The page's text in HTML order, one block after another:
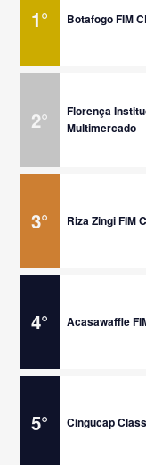
1° Botafogo FIM
2°
Florença
Multimercado
3° Riza Zingi FIM
4° Acasawaffle
5° Cingucap